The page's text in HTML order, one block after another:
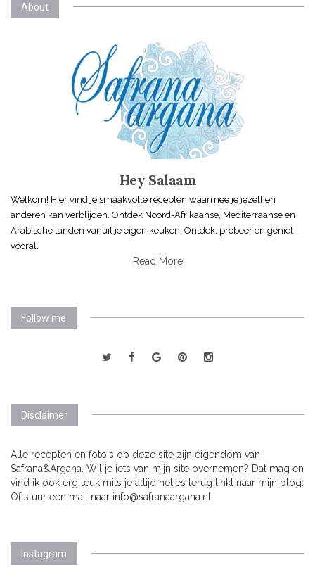
About
Hey Salaam
Welkom! Hier vind je smaakvolle recepten waarmee je jezelf en
anderen kan verblijden. Ontdek Noord-Afrikaanse, Mediterraanse en
Arabische landen vanuit je eigen keuken. Ontdek, probeer en geniet
vooral.
Read More
Follow me
Disclaimer
Alle recepten en foto's op deze site zijn eigendom van
Safrana&Argana. Wil je iets van mijn site overnemen? Dat mag en
vind ik ook erg leuk mits je altijd netjes terug linkt naar mijn blog.
Of stuur een mail naar info@safranaargana.nl
Instagram